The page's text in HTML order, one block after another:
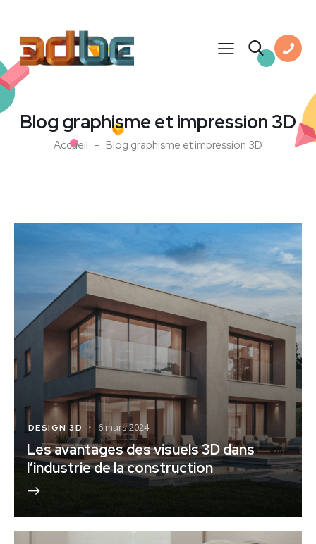
Blog graphisme et impression 3D
Accueil Blog graphisme et impression 3D
DESIGN 3D 6 mars 2024
Les avantages des visuels 3D dans
l’industrie de la construction